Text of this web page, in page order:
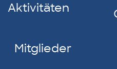
Aktivitäten
Mitglieder